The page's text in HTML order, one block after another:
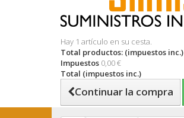
Hay 1 artículo en su cesta.
Total productos: (impuestos inc.)
Impuestos 0,00 €
Total (impuestos inc.)
Continuar la compra